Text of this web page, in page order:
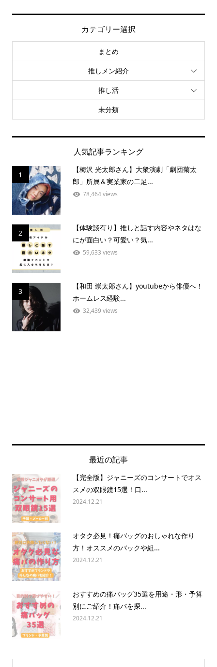
カテゴリー選択
まとめ
推しメン紹介
推し活
未分類
人気記事ランキング
1
【梅沢 光太郎さん】大衆演劇「劇団菊太
郎」所属＆実業家の二足...
78,464 views
2
【体験談有り】推しと話す内容やネタはな
にが面白い？可愛い？気...
59,633 views
3
【和田 崇太郎さん】youtubeから俳優へ！
ホームレス経験...
32,439 views
最近の記事
【完全版】ジャニーズのコンサートでオス
スメの双眼鏡15選！口...
2024.12.21
オタク必見！痛バッグのおしゃれな作り
方！オススメのバックや組...
2024.12.21
おすすめの痛バッグ35選を用途・形・予算
別にご紹介！痛バを探...
2024.12.21